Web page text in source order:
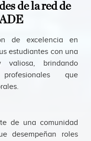
de la red de
de excelencia en
estudiantes con una
brindando
que
de una comunidad
desempeñan roles